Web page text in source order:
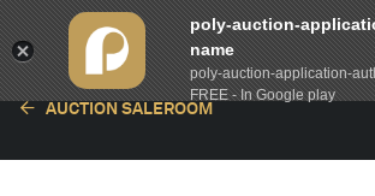
AUCTION SALEROOM
poly-auction-
name
poly-auction-application-
FREE - In Google play